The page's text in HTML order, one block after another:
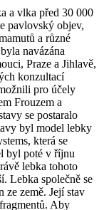
a vlka před 30 000
pavlovský objev,
a různé
navázána
Praze a Jihlavě,
konzultací
pro účely
Frouzem a
se postaralo
byl model lebky
která se
byl poté v říjnu
lebka tohoto
Lebka společně se
ze země. Její stav
Aby